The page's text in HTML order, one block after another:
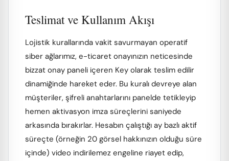
Teslimat ve Kullanım Akışı
Lojistik kurallarında vakit savurmayan operatif
siber ağlarımız, e-ticaret onayınızın neticesinde
bizzat onay paneli içeren Key olarak teslim edilir
dinamiğinde hareket eder. Bu kuralı devreye alan
müşteriler, şifreli anahtarlarını panelde tetikleyip
hemen aktivasyon imza süreçlerini saniyede
arkasında bırakırlar. Hesabın çalıştığı ay bazlı aktif
süreçte (örneğin 20 görsel hakkınızın olduğu süre
içinde) video indirilemez engeline riayet edip,